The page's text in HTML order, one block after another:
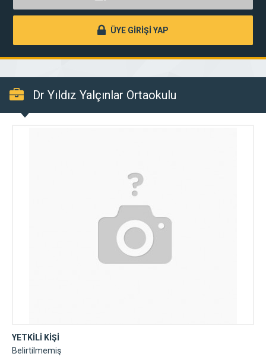
ÜYE GİRİŞİ YAP
Dr Yıldız Yalçınlar Ortaokulu
YETKİLİ KİŞİ
Belirtilmemiş